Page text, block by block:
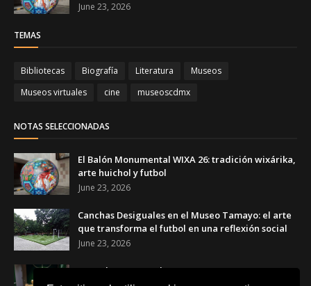
June 23, 2026
TEMAS
Bibliotecas Biografía Literatura
Museos
Museos virtuales
cine museoscdmx
NOTAS SELECCIONADAS
El Balón Monumental WIXA 26: tradición wixárika,
arte huichol y futbol
June 23, 2026
Canchas Desiguales en el Museo Tamayo: el arte
que transforma el futbol en una reflexión social
June 23, 2026
Copa de Arte Popular Banamex 2026: artesanas y